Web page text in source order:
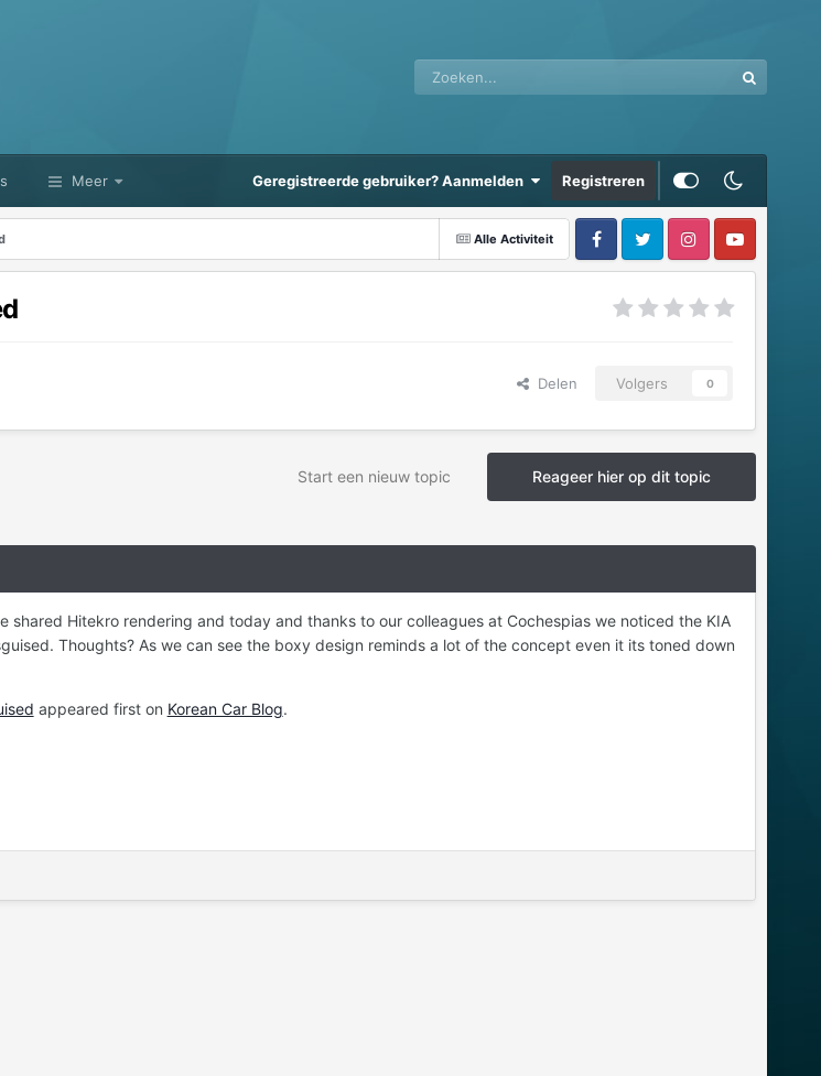
Meer Geregistreerde gebruiker? Aanmelden Registreren
Alle Activiteit
Delen Volgers 0
Reageer hier op dit topic
Start een nieuw topic
Hitekro rendering and today and thanks to our colleagues at Cochespias we noticed the KIA
Thoughts? As we can see the boxy design reminds a lot of the concept even it its toned down
appeared first on Korean Car Blog.